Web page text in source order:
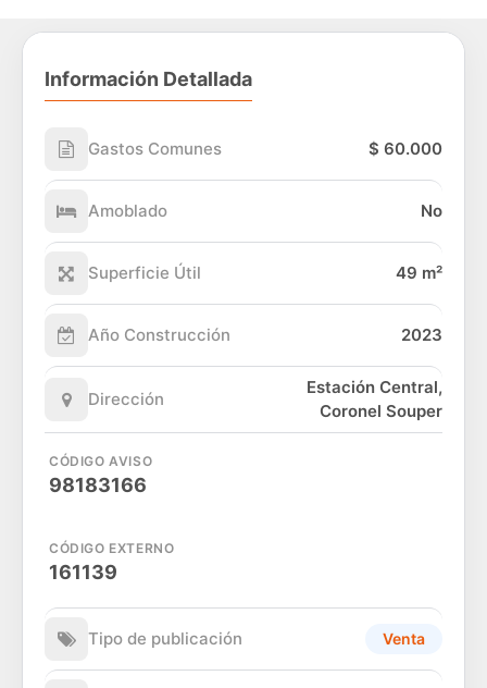
Información Detallada
Gastos Comunes $ 60.000
Amoblado No
Superficie Útil 49 m²
Año Construcción 2023
Dirección
Estación Central,
Coronel Souper
CÓDIGO AVISO
98183166
CÓDIGO EXTERNO
161139
Tipo de publicación Venta